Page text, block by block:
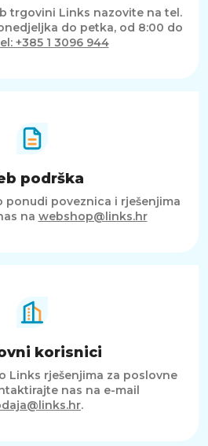
trgovini Links nazovite na tel.
do petka, od 8:00 do
+385 1 3096 944
podrška
ponudi poveznica i rješenjima
na webshop@links.hr
korisnici
Links rješenjima za poslovne
nas na e-mail
.